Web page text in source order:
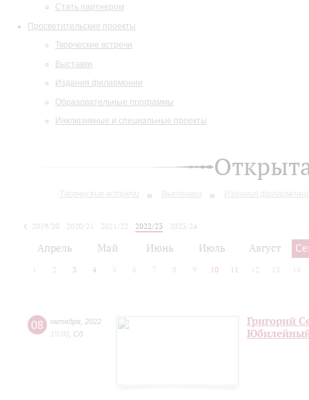
Стать партнером
Просветительские проекты
Творческие встречи
Выставки
Издания филармонии
Образовательные программы
Инклюзивные и специальные проекты
Творческие встречи Выставки Издания
2019/20 2020/21 2021/22 2022/23
2023/24
Апрель Май Июнь Июль Август
2 3 4 5 6 7 8 9 10 11 12 13 14
08 октября 2022
15:00 Сб
Григорий